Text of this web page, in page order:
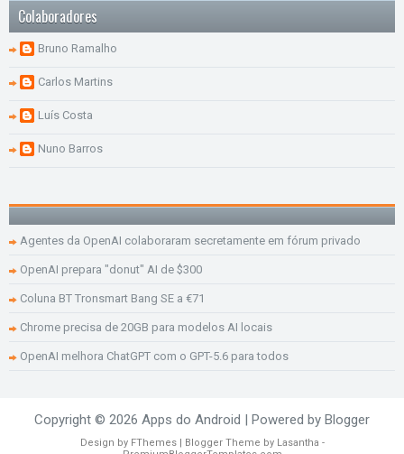
Colaboradores
Bruno Ramalho
Carlos Martins
Luís Costa
Nuno Barros
Agentes da OpenAI colaboraram secretamente em fórum privado
OpenAI prepara "donut" AI de $300
Coluna BT Tronsmart Bang SE a €71
Chrome precisa de 20GB para modelos AI locais
OpenAI melhora ChatGPT com o GPT-5.6 para todos
Copyright © 2026 Apps do Android | Powered by Blogger
Design by FThemes| Blogger Theme by Lasantha -